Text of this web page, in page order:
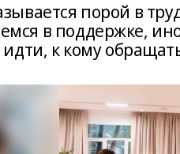
порой в
в поддержке,
идти, к кому